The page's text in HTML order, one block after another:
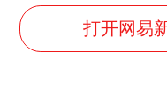
打开网易